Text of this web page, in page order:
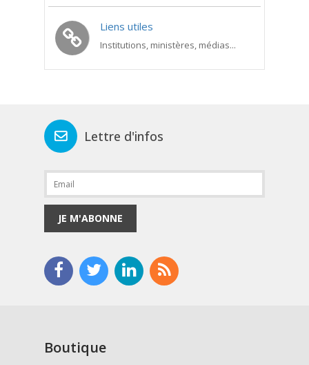
Liens utiles
Institutions, ministères, médias...
Lettre d'infos
JE M'ABONNE
Boutique